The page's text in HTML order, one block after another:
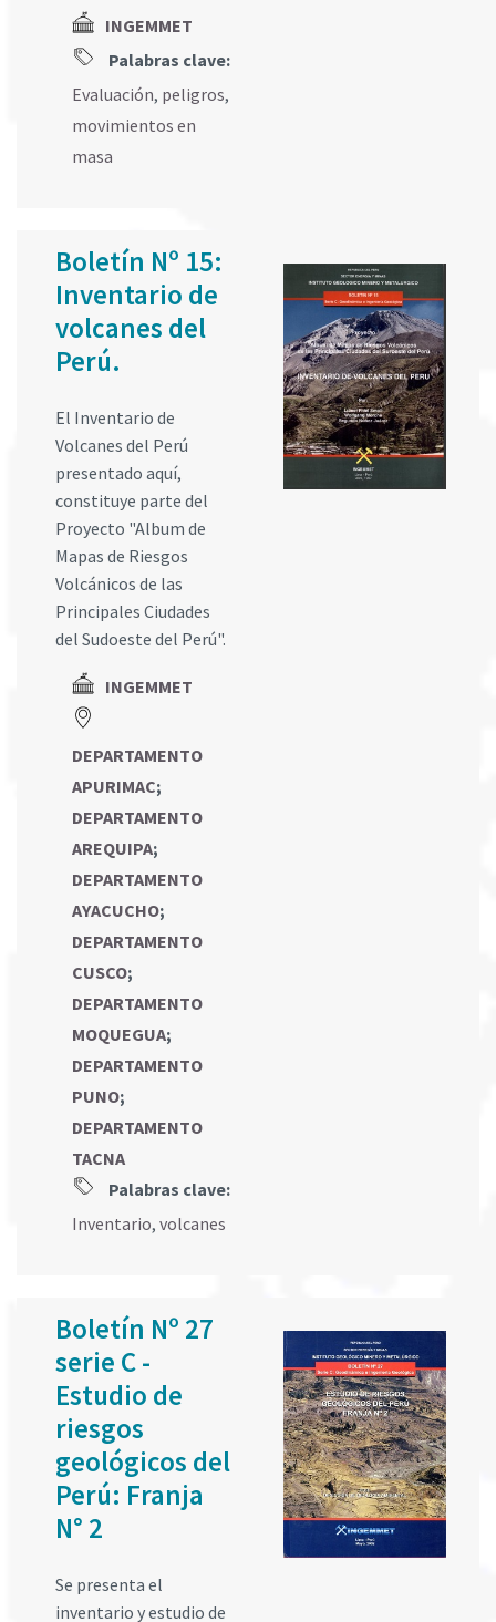
INGEMMET
Palabras clave:
Evaluación, peligros,
movimientos en
masa
Boletín Nº 15:
Inventario de
volcanes del
Perú.
El Inventario de
Volcanes del Perú
presentado aquí,
constituye parte del
Proyecto "Album de
Mapas de Riesgos
Volcánicos de las
Principales Ciudades
del Sudoeste del Perú".
INGEMMET
DEPARTAMENTO
APURIMAC;
DEPARTAMENTO
AREQUIPA;
DEPARTAMENTO
AYACUCHO;
DEPARTAMENTO
CUSCO;
DEPARTAMENTO
MOQUEGUA;
DEPARTAMENTO
PUNO;
DEPARTAMENTO
TACNA
Palabras clave:
Inventario, volcanes
Boletín Nº 27
serie C -
Estudio de
riesgos
geológicos del
Perú: Franja
N° 2
Se presenta el
inventario y estudio de